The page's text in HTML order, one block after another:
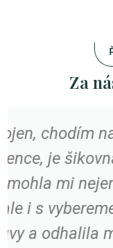
Za
kterým si
Milý a